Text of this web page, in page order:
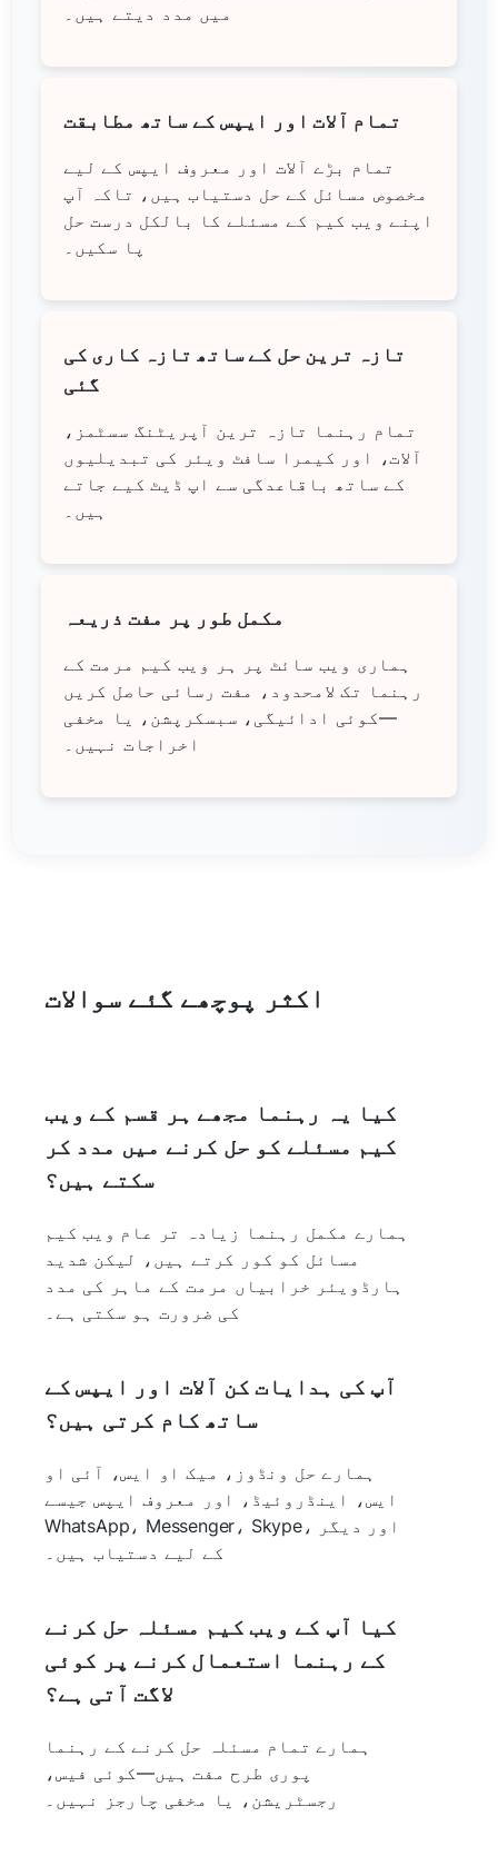
میں مدد دیتے ہیں۔
تمام آلات اور ایپس کے ساتھ مطابقت
تمام بڑے آلات اور معروف ایپس کے لیے
مخصوص مسائل کے حل دستیاب ہیں، تاکہ آپ
اپنے ویب کیم کے مسئلے کا بالکل درست حل
پا سکیں۔
تازہ ترین حل کے ساتھ تازہ کاری کی
گئی
تمام رہنما تازہ ترین آپریٹنگ سسٹمز،
آلات، اور کیمرا سافٹ ویئر کی تبدیلیوں
کے ساتھ باقاعدگی سے اپ ڈیٹ کیے جاتے
ہیں۔
مکمل طور پر مفت ذریعہ
ہماری ویب سائٹ پر ہر ویب کیم مرمت کے
رہنما تک لامحدود، مفت رسائی حاصل کریں
—کوئی ادائیگی، سبسکرپشن، یا مخفی
اخراجات نہیں۔
اکثر پوچھے گئے سوالات
کیا یہ رہنما مجھے ہر قسم کے ویب
کیم مسئلے کو حل کرنے میں مدد کر
سکتے ہیں؟
ہمارے مکمل رہنما زیادہ تر عام ویب کیم
مسائل کو کور کرتے ہیں، لیکن شدید
ہارڈویئر خرابیاں مرمت کے ماہر کی مدد
کی ضرورت ہو سکتی ہے۔
آپ کی ہدایات کن آلات اور ایپس کے
ساتھ کام کرتی ہیں؟
ہمارے حل ونڈوز، میک او ایس، آئی او
ایس، اینڈروئیڈ، اور معروف ایپس جیسے
WhatsApp، Messenger، Skype، اور دیگر
کے لیے دستیاب ہیں۔
کیا آپ کے ویب کیم مسئلہ حل کرنے
کے رہنما استعمال کرنے پر کوئی
لاگت آتی ہے؟
ہمارے تمام مسئلہ حل کرنے کے رہنما
پوری طرح مفت ہیں—کوئی فیس،
رجسٹریشن، یا مخفی چارجز نہیں۔